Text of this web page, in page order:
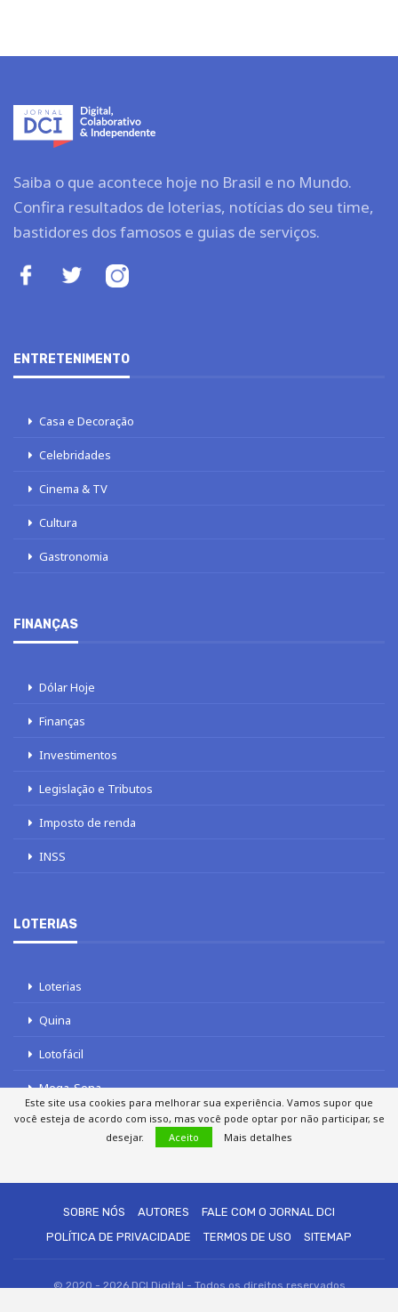
Saiba o que acontece hoje no Brasil e no Mundo.
Confira resultados de loterias, notícias do seu time,
bastidores dos famosos e guias de serviços.
ENTRETENIMENTO
Casa e Decoração
Celebridades
Cinema & TV
Cultura
Gastronomia
FINANÇAS
Dólar Hoje
Finanças
Investimentos
Legislação e Tributos
Imposto de renda
INSS
LOTERIAS
Loterias
Quina
Lotofácil
Mega-Sena
Tele sena
SOBRE NÓS AUTORES
FALE COM O JORNAL DCI
POLÍTICA DE PRIVACIDADE
TERMOS DE USO SITEMAP
© 2020 - 2026 DCI Digital - Todos os direitos reservados
Este site usa cookies para melhorar sua experiência. Vamos supor que
você esteja de acordo com isso, mas você pode optar por não participar, se
desejar.
Aceito Mais detalhes